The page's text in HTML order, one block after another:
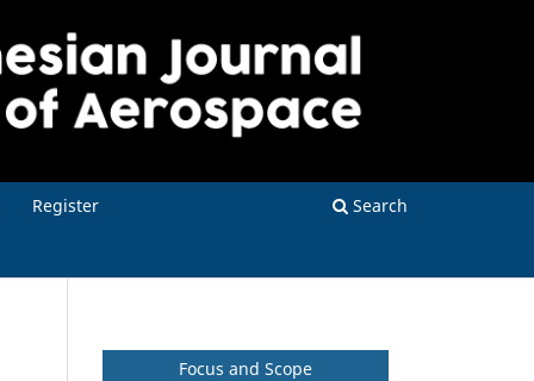
Register Search
Focus and Scope